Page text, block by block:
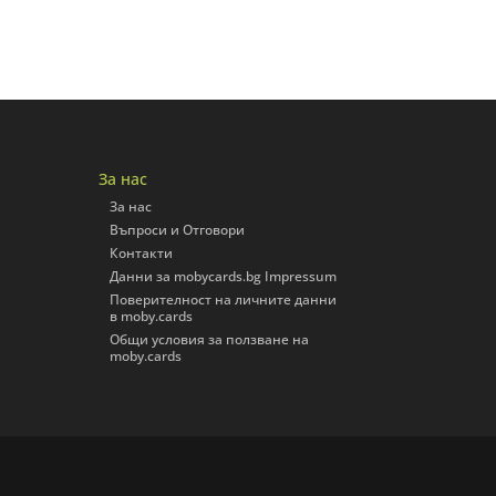
За нас
За нас
Въпроси и Отговори
Контакти
Данни за mobycards.bg Impressum
Поверителност на личните данни
в moby.cards
Общи условия за ползване на
moby.cards